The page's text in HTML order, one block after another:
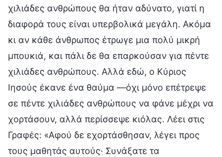
χιλιάδες ανθρώπους θα ήταν αδύνατο, γιατί η
διαφορά τους είναι υπερβολικά μεγάλη. Ακόμα
κι αν κάθε άνθρωπος έτρωγε μια πολύ μικρή
μπουκιά, και πάλι δε θα επαρκούσαν για πέντε
χιλιάδες ανθρώπους. Αλλά εδώ, ο Κύριος
Ιησούς έκανε ένα θαύμα —όχι μόνο επέτρεψε
σε πέντε χιλιάδες ανθρώπους να φάνε μέχρι να
χορτάσουν, αλλά περίσσεψε κιόλας. Λέει στις
Γραφές: «Αφού δε εχορτάσθησαν, λέγει προς
τους μαθητάς αυτούς· Συνάξατε τα